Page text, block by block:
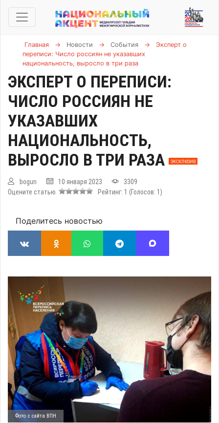
Главная → Новости → События →
Эксперт о
переписи: Число россиян не указавших
национальность, выросло в три раза
ЭКСПЕРТ О ПЕРЕПИСИ:
ЧИСЛО РОССИЯН НЕ
УКАЗАВШИХ
НАЦИОНАЛЬНОСТЬ,
ВЫРОСЛО В ТРИ РАЗА
ЭКСКЛЮЗИВ
bogun 10 января 2023
3309
Оцените статью
Рейтинг: 1 (Голосов: 1 )
Поделитесь новостью
Фото с сайта ВПН